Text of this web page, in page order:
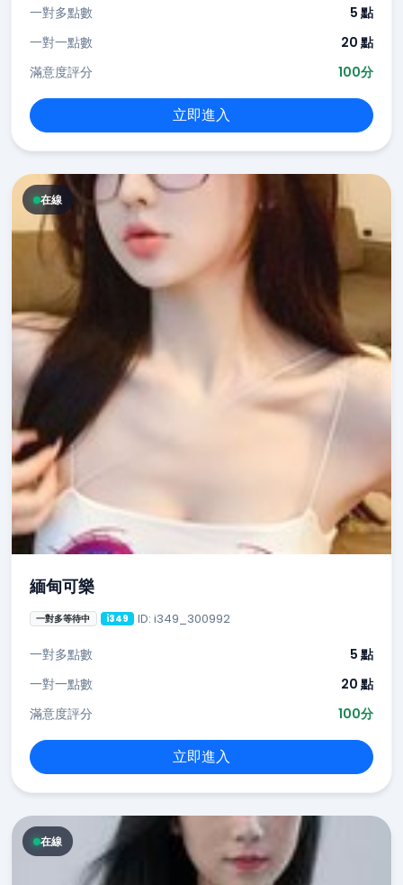
一對多點數
5 點
一對一點數
20 點
滿意度評分
100分
立即進入
在線
緬甸可樂
一對多等待中 i349 ID: i349_300992
一對多點數
5 點
一對一點數
20 點
滿意度評分
100分
立即進入
在線